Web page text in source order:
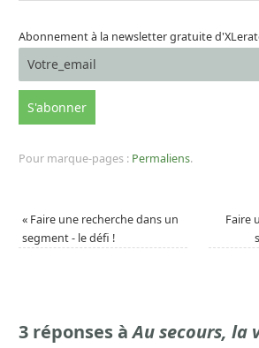
Abonnement à la newsletter gratuite
Pour marque-pages : Permaliens.
« Faire une recherche dans un
segment - le défi !
Faire
3 réponses àAu secours, la